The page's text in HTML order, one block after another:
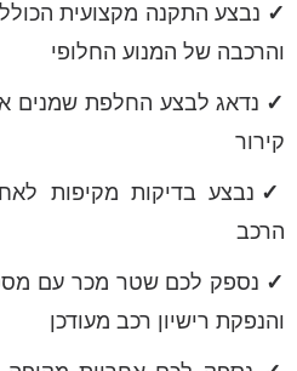
✓ נבצע התקנה מקצועית
והרכבה של המנוע החלופי
✓ נדאג לבצע החלפת שמנים
קירור
✓ נבצע בדיקות מקיפות
הרכב
✓ נספק לכם שטר מכר עם
והנפקת רישיון רכב מעודכן